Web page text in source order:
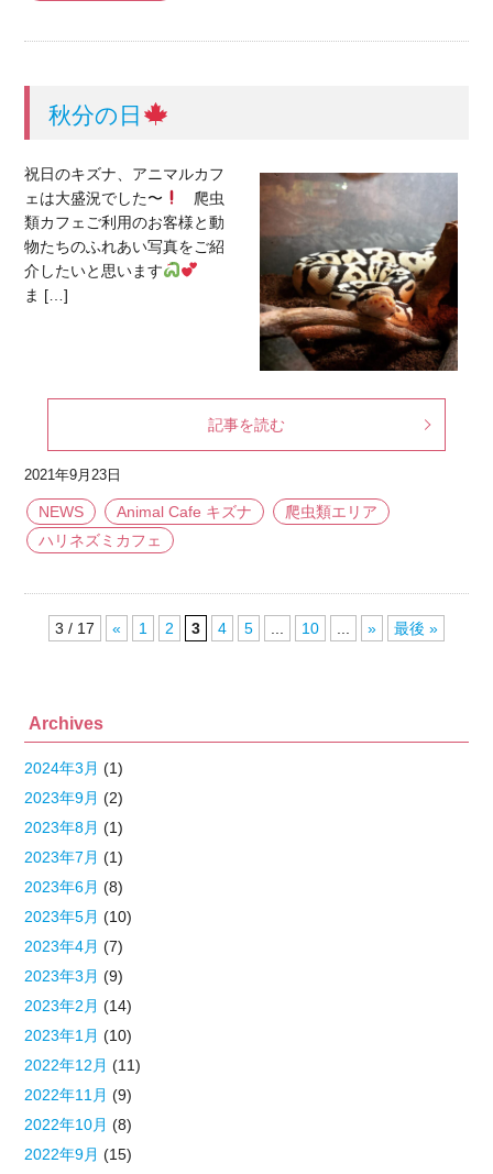
秋分の日
祝日のキズナ、アニマルカフ
ェは大盛況でした〜
爬虫
類カフェご利用のお客様と動
物たちのふれあい写真をご紹
介したいと思います
ま […]
記事を読む
2021年9月23日
NEWS Animal Cafe キズナ
爬虫類エリア
ハリネズミカフェ
3 / 17 « 1 2 3 4 5 10 » 最後 »
Archives
2024年3月 (1)
2023年9月 (2)
2023年8月 (1)
2023年7月 (1)
2023年6月 (8)
2023年5月 (10)
2023年4月 (7)
2023年3月 (9)
2023年2月 (14)
2023年1月 (10)
2022年12月 (11)
2022年11月 (9)
2022年10月 (8)
2022年9月 (15)